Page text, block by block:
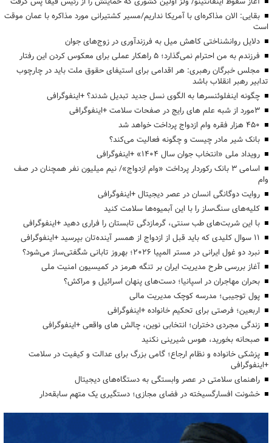
بقایی: الان مذاکره‌ای با آمریکا نداریم/مسیر کشتیرانی مورد مذاکره با عمان موقت
است
دلایل روانشناختی کاهش میل به فرزندآوری در زوج‌های جوان
فرزندم به من احترام نمی‌گذارد؛ ۵ راهکار عملی برای معکوس کردن این رفتار
مجلس خبرگان رهبری: هر اقدامی برای استیفای حقوق ملت باید در چارچوب
تدابیر رهبر انقلاب باشد
چگونه اینفلوئنسرها به الگوی نسل جدید تبدیل شدند؟ +اینفوگرافی
3مورد از شبه علم های رایج در صفحات سلامت +اینفوگرافی
۴۵۰ هزار فقره وام ازدواج پرداخت خواهد شد
بانک شیر مادر چیست و چگونه فعالیت می‌کند؟
رویداد ملی «انتخاب جوان سال ۱۴۰۴» +اینفوگرافی
اسامی ۳ بانک رکوردار پرداخت «وام ازدواج»/ نیم میلیون نفر همچنان در صف
وام
روایت دوگانگی انسان در عصر دیجیتال +اینفوگرافی
کلیه‌های سنگ‌ساز را با این آبمیوه‌ها سلامت کنید
با این شربت‌های طب سنتی، گرمازدگی تابستان را فراری دهید +اینفوگرافی
۱۱ سوال کلیدی که باید قبل از ازدواج از همسر آینده‌تان بپرسید +اینفوگرافی
نبرد دو غول ایرانی در مستر المپیا ۲۰۲۶؛ بهروز تابانی شگفتی‌ساز می‌شود؟
آغاز بررسی طرح مدیریت ایران بر تنگه هرمز در کمیسیون امنیت ملی
بحران مهاجران در اسپانیا؛ دست‌های پنهان اسرائیل و مراکش؟
پول توجیبی؛ مدرسه کوچک مدیریت مالی
اربعین؛ فرصتی برای تحکیم خانواده +اینفوگرافی
زندگی مجردی دختران؛ انتخابی نوین، چالش های واقعی +اینفوگرافی
صبحانه بخورید، هوس شیرینی نکنید
پزشکی خانواده و نظام ارجاع؛ گامی بزرگ برای عدالت و کیفیت در سلامت
+اینفوگرافی
راهنمای سلامتی در عصر وابستگی به دستگاه‌های دیجیتال
خشونت افسارگسیخته در فضای مجازی؛ دستگیری یک متهم سابقه‌دار